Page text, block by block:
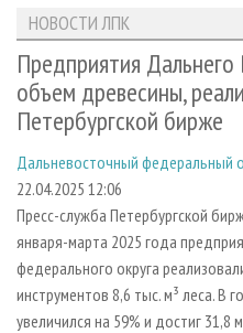
ЛЕСОЗАГОТОВКА
ЛЕСОПИЛЕНИЕ
ДЕРЕВООБРАБОТКА
СУШКА ДРЕВЕСИНЫ
ПРОИЗВОДСТВО
ДЕРЕВЯННОЕ
ПРОИЗВОДСТВО МЕБЕЛИ
БИОЭНЕРГЕТИКА
ЦБП
НОВОСТИ ЛПК
НОВОСТИ ЖУРНАЛА
НОВОСТИ КОМПАНИЙ
АНАЛИТИКА
ПРЕДПРИЯТИЯ ЛПК
ЛЕСНЫЕ РЕГИОНЫ РОССИИ
ПЕРСОНЫ
МОБИЛЬНЫЕ ВЫСТАВКИ
ОФИЦИАЛЬНЫЕ ДЕЛЕГАЦИИ
ПРИОРИТЕТНЫЕ
RUSSIAN FORESTRY REVIEW
ГАЗЕТА ЛЕСПРОМФОРУМ
АРХИВ
АРХИВ ЖУРНАЛОВ
СТАТЬИ
О ЖУРНАЛЕ
ПОДПИСКА
КОНТАКТЫ
РЕКЛАМОДАТЕЛЯМ
РЕКЛАМА
РЕКЛАМА НА САЙТЕ
НОВОСТИ ЛПК
Предприятия Дальнего
объем древесины,
Петербургской бирже
Дальневосточный федеральный
22.04.2025 12:06
Пресс-служба Петербургской
января-марта 2025 года
федерального округа
инструментов 8,6 тыс. м³ леса. В
увеличился на 59% и достиг 31,8